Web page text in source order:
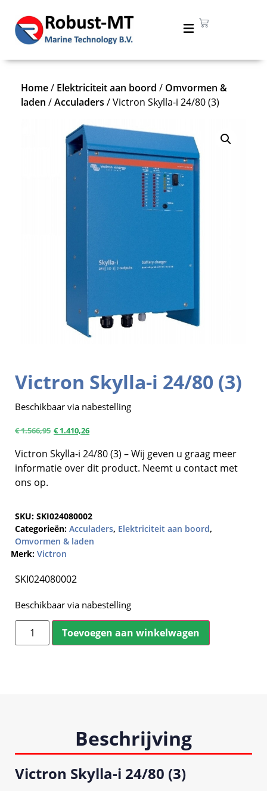
Victron Skylla-i 24/80 (3)
Beschikbaar via nabestelling
€1.566,95 €1.410,26
Victron Skylla-i 24/80 (3) – Wij geven u graag meer
informatie over dit product. Neemt u contact met
ons op.
SKU: SKI024080002
Categorieën: Acculaders, Elektriciteit aan boord,
Omvormen & laden
Merk: Victron
SKI024080002
Beschikbaar via nabestelling
Toevoegen aan winkelwagen
Home/ Elektriciteit aan boord / Omvormen &
laden /Acculaders / Victron Skylla-i 24/80 (3)
Beschrijving
Victron Skylla-i 24/80 (3)